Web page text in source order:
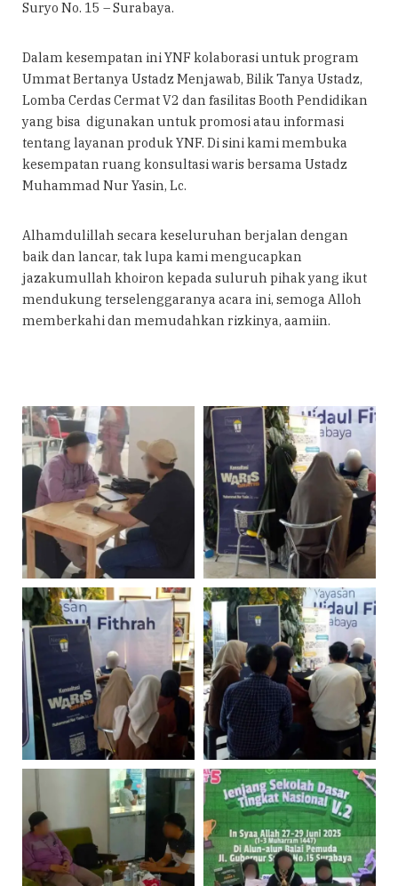
Suryo No. 15 – Surabaya.
Dalam kesempatan ini YNF kolaborasi untuk program
Ummat Bertanya Ustadz Menjawab, Bilik Tanya Ustadz,
Lomba Cerdas Cermat V2 dan fasilitas Booth Pendidikan
yang bisa digunakan untuk promosi atau informasi
tentang layanan produk YNF. Di sini kami membuka
kesempatan ruang konsultasi waris bersama Ustadz
Muhammad Nur Yasin, Lc.
Alhamdulillah secara keseluruhan berjalan dengan
baik dan lancar, tak lupa kami mengucapkan
jazakumullah khoiron kepada suluruh pihak yang ikut
mendukung terselenggaranya acara ini, semoga Alloh
memberkahi dan memudahkan rizkinya, aamiin.